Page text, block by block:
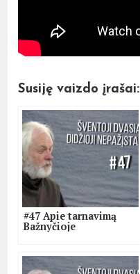
Susiję vaizdo įrašai:
#47 Apie tarnavimą
Bažnyčioje